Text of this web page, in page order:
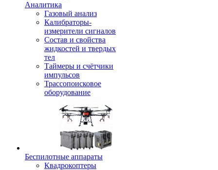
Аналитика
Газовый анализ
Калибраторы-
измерители сигналов
Состав и свойства
жидкостей и твердых
тел
Таймеры и счётчики
импульсов
Трассопоисковое
оборудование
Беспилотные аппараты
Квадрокоптеры